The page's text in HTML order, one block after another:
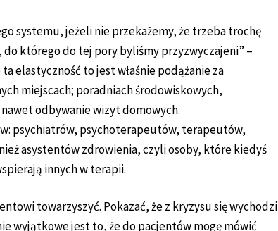
systemu, jeżeli nie przekażemy, że trzeba trochę
którego do tej pory byliśmy przyzwyczajeni” –
elastyczność to jest właśnie podążanie za
miejscach; poradniach środowiskowych,
odbywanie wizyt domowych.
psychiatrów, psychoterapeutów, terapeutów,
asystentów zdrowienia, czyli osoby, które kiedyś
innych w terapii.
towarzyszyć. Pokazać, że z kryzysu się wychodzi
wyjątkowe jest to, że do pacjentów mogę mówić